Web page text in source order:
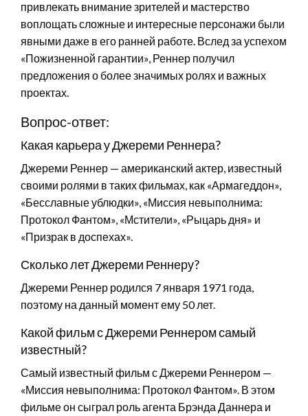
привлекать внимание зрителей и мастерство
воплощать сложные и интересные персонажи были
явными даже в его ранней работе. Вслед за успехом
«Пожизненной гарантии», Реннер получил
предложения о более значимых ролях и важных
проектах.
Вопрос-ответ:
Какая карьера у Джереми Реннера?
Джереми Реннер — американский актер, известный
своими ролями в таких фильмах, как «Армагеддон»,
«Бесславные ублюдки», «Миссия невыполнима:
Протокол Фантом», «Мстители», «Рыцарь дня» и
«Призрак в доспехах».
Сколько лет Джереми Реннеру?
Джереми Реннер родился 7 января 1971 года,
поэтому на данный момент ему 50 лет.
Какой фильм с Джереми Реннером самый
известный?
Самый известный фильм с Джереми Реннером —
«Миссия невыполнима: Протокол Фантом». В этом
фильме он сыграл роль агента Брэнда Даннера и